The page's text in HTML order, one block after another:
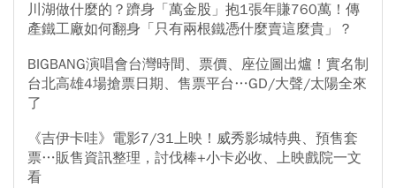
川湖做什麼的？躋身「萬金股」抱1張年賺760萬！傳
產鐵工廠如何翻身「只有兩根鐵憑什麼賣這麼貴」？
BIGBANG演唱會台灣時間、票價、座位圖出爐！實名制
台北高雄4場搶票日期、售票平台…GD/大聲/太陽全來
了
《吉伊卡哇》電影7/31上映！威秀影城特典、預售套
票…販售資訊整理，討伐棒+小卡必收、上映戲院一文
看